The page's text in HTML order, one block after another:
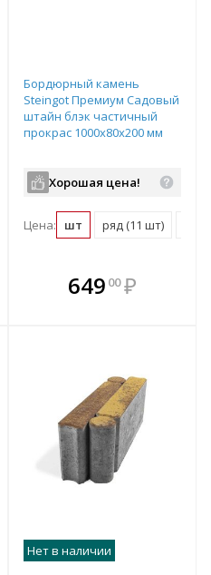
В комплекте
всегда выгоднее!
Бордюрный камень
Steingot Премиум Садовый
штайн блэк частичный
прокрас 1000х80х200 мм
Хорошая цена!
Цена: шт ряд (11 шт)
649 00 ₽
Нет в наличии